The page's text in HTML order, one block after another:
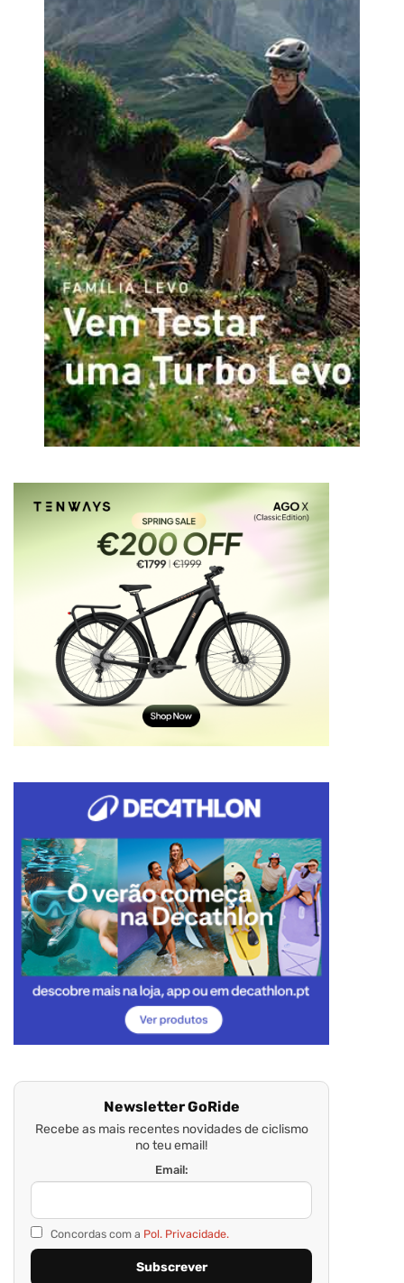
Newsletter GoRide
Recebe as mais recentes novidades de ciclismo
no teu email!
Email:
Concordas com a Pol. Privacidade.